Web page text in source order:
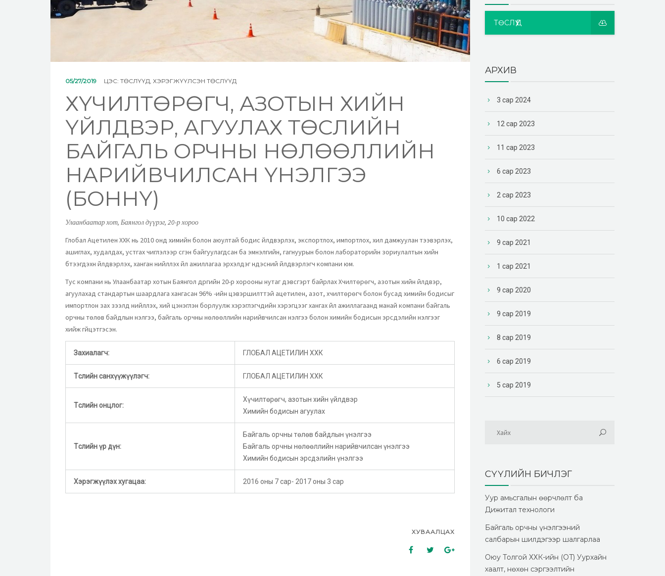
05/27/2019 ЦЭС: ТӨСЛҮҮД, ХЭРЭГЖҮҮЛСЭН ТӨСЛҮҮД
ХҮЧИЛТӨРӨГЧ, АЗОТЫН ХИЙН
ҮЙЛДВЭР, АГУУЛАХ ТӨСЛИЙН
БАЙГАЛЬ ОРЧНЫ НӨЛӨӨЛЛИЙН
НАРИЙВЧИЛСАН ҮНЭЛГЭЭ
(БОННҮ)
Улаанбаатар хот, Баянгол дүүрэг, 20-р хороо
Глобал Ацетилен ХХК нь 2010 онд химийн болон аюултай бодис үйлдвэрлэх, экспортлох, импортлох, хил дамжуулан тээвэрлэх,
ашиглах, худалдах, устгах чиглэлээр үүсгэн байгуулагдсан ба эмнэлгийн, гагнуурын болон лабораторийн зориулалтын хийн
бүтээгдэхүүн үйлдвэрлэх, ханган нийлүүлэх үйл ажиллагаа эрхэлдэг үндэсний үйлдвэрлэгч компани юм.
Тус компани нь Улаанбаатар хотын Баянгол дүүргийн 20-р хорооны нутаг дэвсгэрт байрлах Хүчилтөрөгч, азотын хийн үйлдвэр,
агуулахад стандартын шаардлага хангасан 96% -ийн цэвэршилттэй ацетилен, азот, хүчилтөрөгч болон бусад химийн бодисыг
импортлон зах зээлд нийлүүлэх, хий цэнэглэн борлуулж хэрэглэгчдийн хэрэгцээг хангах үйл ажиллагаанд манай компани байгаль
орчны төлөв байдлын үнэлгээ, байгаль орчны нөлөөллийн нарийвчилсан үнэлгээ болон химийн бодисын эрсдэлийн үнэлгээг
хийж гүйцэтгэсэн.
Захиалагч: ГЛОБАЛ АЦЕТИЛИН ХХК
Төслийн санхүүжүүлэгч: ГЛОБАЛ АЦЕТИЛИН ХХК
Төслийн онцлог:
Хүчилтөрөгч, азотын хийн үйлдвэр
Химийн бодисын агуулах
Төслийн үр дүн:
Байгаль орчны төлөв байдлын үнэлгээ
Байгаль орчны нөлөөллийн нарийвчилсан үнэлгээ
Химийн бодисын эрсдэлийн үнэлгээ
Хэрэгжүүлэх хугацаа: 2016 оны 7 сар- 2017 оны 3 сар
ХУВААЛЦАХ
ТӨСЛҮҮД
АРХИВ
3 сар 2024
12 сар 2023
11 сар 2023
6 сар 2023
2 сар 2023
10 сар 2022
9 сар 2021
1 сар 2021
9 сар 2020
9 сар 2019
8 сар 2019
6 сар 2019
5 сар 2019
СҮҮЛИЙН БИЧЛЭГ
Уур амьсгалын өөрчлөлт ба
Дижитал технологи
Байгаль орчны үнэлгээний
салбарын шилдэгээр шалгарлаа
Оюу Толгой ХХК-ийн (OT) Уурхайн
хаалт, нөхөн сэргээлтийн